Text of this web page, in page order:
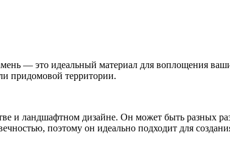
— это идеальный материал для воплощения
придомовой территории.
и ландшафтном дизайне. Он может быть разных
поэтому он идеально подходит для